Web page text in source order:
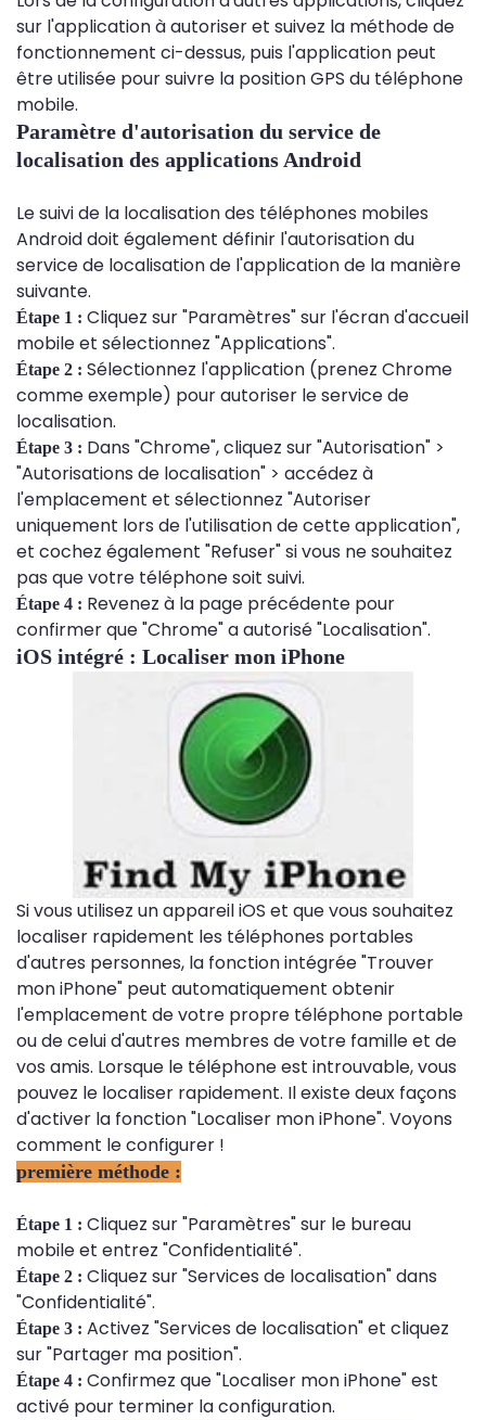
sur l'application à autoriser et suivez la méthode de
fonctionnement ci-dessus, puis l'application peut
être utilisée pour suivre la position GPS du téléphone
mobile.
Paramètre d'autorisation du service de
localisation des applications Android
Le suivi de la localisation des téléphones mobiles
Android doit également définir l'autorisation du
service de localisation de l'application de la manière
suivante.
Étape 1 : Cliquez sur "Paramètres" sur l'écran d'accueil
mobile et sélectionnez "Applications".
Étape 2 : Sélectionnez l'application (prenez Chrome
comme exemple) pour autoriser le service de
localisation.
Étape 3 : Dans "Chrome", cliquez sur "Autorisation" >
"Autorisations de localisation" > accédez à
l'emplacement et sélectionnez "Autoriser
uniquement lors de l'utilisation de cette application",
et cochez également "Refuser" si vous ne souhaitez
pas que votre téléphone soit suivi.
Étape 4 : Revenez à la page précédente pour
confirmer que "Chrome" a autorisé "Localisation".
iOS intégré : Localiser mon iPhone
Si vous utilisez un appareil iOS et que vous souhaitez
localiser rapidement les téléphones portables
d'autres personnes, la fonction intégrée "Trouver
mon iPhone" peut automatiquement obtenir
l'emplacement de votre propre téléphone portable
ou de celui d'autres membres de votre famille et de
vos amis. Lorsque le téléphone est introuvable, vous
pouvez le localiser rapidement. Il existe deux façons
d'activer la fonction "Localiser mon iPhone". Voyons
comment le configurer !
première méthode :
Étape 1 : Cliquez sur "Paramètres" sur le bureau
mobile et entrez "Confidentialité".
Étape 2 : Cliquez sur "Services de localisation" dans
"Confidentialité".
Étape 3 : Activez "Services de localisation" et cliquez
sur "Partager ma position".
Étape 4 : Confirmez que "Localiser mon iPhone" est
activé pour terminer la configuration.